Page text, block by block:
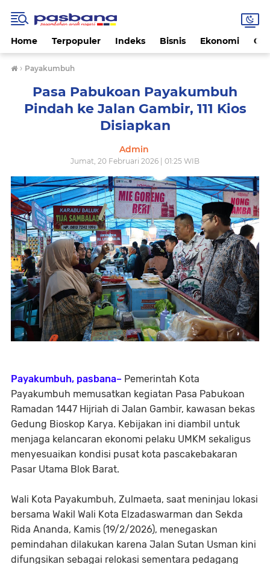
Home Terpopuler Indeks Bisnis Ekonomi
› Payakumbuh
Pasa Pabukoan Payakumbuh
Pindah ke Jalan Gambir, 111 Kios
Disiapkan
Admin
Jumat, 20 Februari 2026 | 01:25 WIB
Payakumbuh, pasbana– Pemerintah Kota
Payakumbuh memusatkan kegiatan Pasa Pabukoan
Ramadan 1447 Hijriah di Jalan Gambir, kawasan bekas
Gedung Bioskop Karya. Kebijakan ini diambil untuk
menjaga kelancaran ekonomi pelaku UMKM sekaligus
menyesuaikan kondisi pusat kota pascakebakaran
Pasar Utama Blok Barat.
Wali Kota Payakumbuh, Zulmaeta, saat meninjau lokasi
bersama Wakil Wali Kota Elzadaswarman dan Sekda
Rida Ananda, Kamis (19/2/2026), menegaskan
pemindahan dilakukan karena Jalan Sutan Usman kini
difungsikan sebagai relokasi sementara pedagang